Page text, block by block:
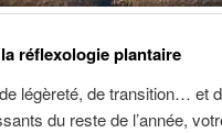
réflexologie plantaire
légèreté, de transition… et
du reste de l’année,